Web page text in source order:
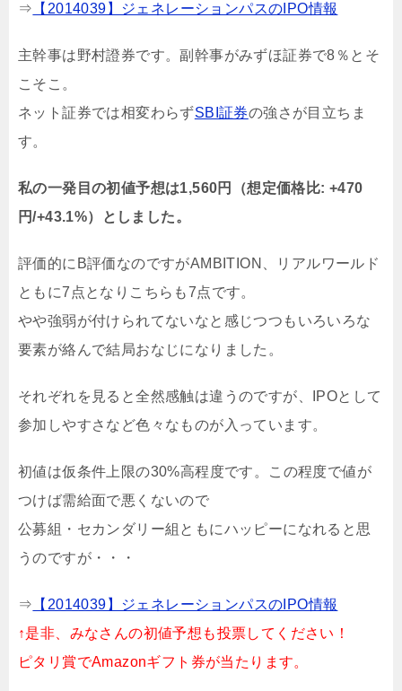
⇒ 【2014039】ジェネレーションパスのIPO情報
主幹事は野村證券です。副幹事がみずほ証券で8％とそ
こそこ。
ネット証券では相変わらずSBI証券の強さが目立ちま
す。
私の一発目の初値予想は1,560円（想定価格比: +470
円/+43.1%）としました。
評価的にB評価なのですがAMBITION、リアルワールド
ともに7点となりこちらも7点です。
やや強弱が付けられてないなと感じつつもいろいろな
要素が絡んで結局おなじになりました。
それぞれを見ると全然感触は違うのですが、IPOとして
参加しやすさなど色々なものが入っています。
初値は仮条件上限の30%高程度です。この程度で値が
つけば需給面で悪くないので
公募組・セカンダリー組ともにハッピーになれると思
うのですが・・・
⇒ 【2014039】ジェネレーションパスのIPO情報
↑是非、みなさんの初値予想も投票してください！
ピタリ賞でAmazonギフト券が当たります。